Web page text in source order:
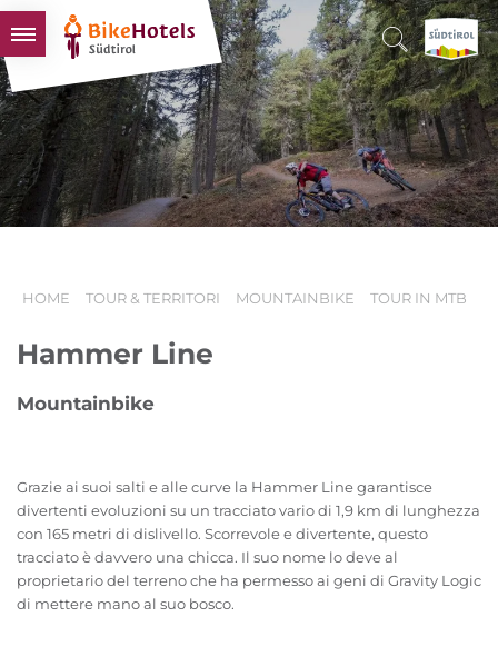
BIKEHOTELS
HOTELS & PACCHETTI
TOUR & TERRITORI
L'ALTO ADIGE & NOI
HOME TOUR & TERRITORI MOUNTAINBIKE TOUR IN MTB
Hammer Line
Mountainbike
Grazie ai suoi salti e alle curve la Hammer Line garantisce
divertenti evoluzioni su un tracciato vario di 1,9 km di lunghezza
con 165 metri di dislivello. Scorrevole e divertente, questo
tracciato è davvero una chicca. Il suo nome lo deve al
proprietario del terreno che ha permesso ai geni di Gravity Logic
di mettere mano al suo bosco.